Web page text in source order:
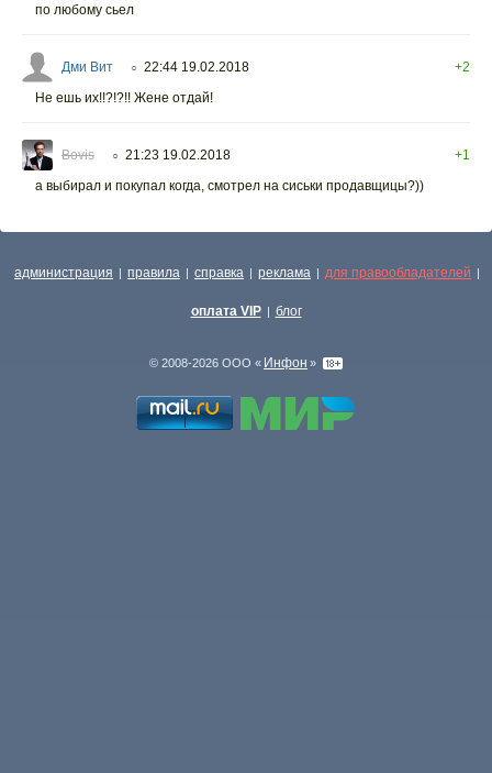
по любому сьел
Дми Вит ○ 22:44 19.02.2018
+2
Не ешь их!!?!?!! Жене отдай!
Bovis ○ 21:23 19.02.2018
+1
а выбирал и покупал когда, смотрел на сиськи продавщицы?))
администрация | правила | справка | реклама | для правообладателей |
оплата VIP | блог
© 2008-2026 ООО « Инфон »